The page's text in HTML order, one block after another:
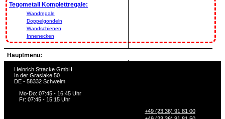
Tegometall Komplettregale:
Wandregale
Doppelgondeln
Wandschienen
Innenecken
Hauptmenu:
Heinrich Stracke GmbH
In der Graslake 50
DE - 58332 Schwelm
Mo-Do: 07:45 - 16:45 Uhr
Fr: 07:45 - 15:15 Uhr
+49 (23 36) 91 81 00